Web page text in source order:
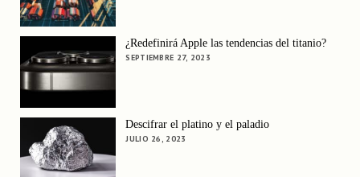
¿Redefinirá Apple las tendencias del titanio?
SEPTIEMBRE 27, 2023
Descifrar el platino y el paladio
JULIO 26, 2023